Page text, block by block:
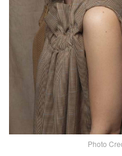
Photo